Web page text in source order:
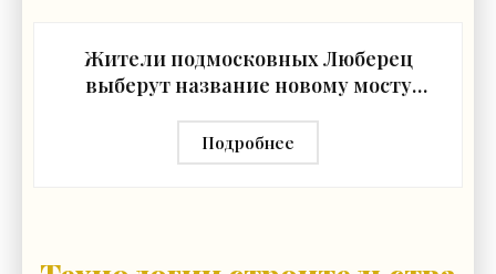
Жители подмосковных Люберец
выберут название новому мосту
«Строительство»
Подробнее